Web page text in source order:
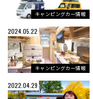
キャンピングカー情報
2024.05.22
キャンピングカー情報
2022.04.29